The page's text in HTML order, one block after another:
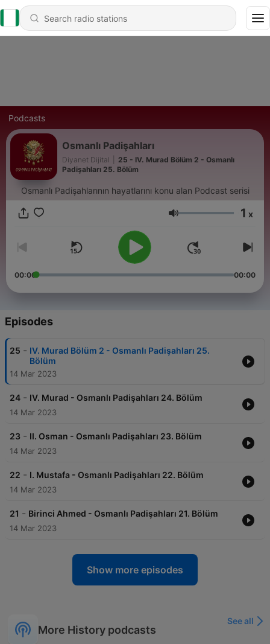
Podcasts
Osmanlı Padişahları
Diyanet Dijital
25 - IV. Murad Bölüm 2 - Osmanlı
Padişahları 25. Bölüm
Osmanlı Padişahlarının hayatlarını konu alan Podcast serisi
Volume 1 x
00:00 00:00
Episodes
25 - IV. Murad Bölüm 2 - Osmanlı Padişahları 25.
Bölüm
14 Mar 2023
24 - IV. Murad - Osmanlı Padişahları 24. Bölüm
14 Mar 2023
23 - II. Osman - Osmanlı Padişahları 23. Bölüm
14 Mar 2023
22 - I. Mustafa - Osmanlı Padişahları 22. Bölüm
14 Mar 2023
21 - Birinci Ahmed - Osmanlı Padişahları 21. Bölüm
14 Mar 2023
Show more episodes
More History podcasts
See all